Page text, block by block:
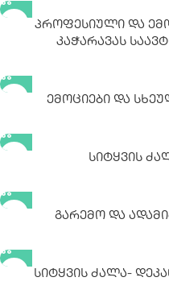
Პროფესიული Და
Კაჭარავას
Ემოციები Და
Სიტყვის
Გარემო Და
Სიტყვის Ძალა-